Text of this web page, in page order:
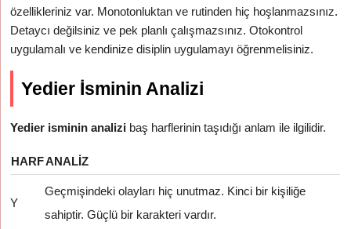
özellikleriniz var. Monotonluktan ve rutinden hiç hoşlanmazsınız.
Detaycı değilsiniz ve pek planlı çalışmazsınız. Otokontrol
uygulamalı ve kendinize disiplin uygulamayı öğrenmelisiniz.
Yedier İsminin Analizi
Yedier isminin analizi baş harflerinin taşıdığı anlam ile ilgilidir.
HARFANALIZ
Y
Geçmişindeki olayları hiç unutmaz. Kinci bir kişiliğe
sahiptir. Güçlü bir karakteri vardır.